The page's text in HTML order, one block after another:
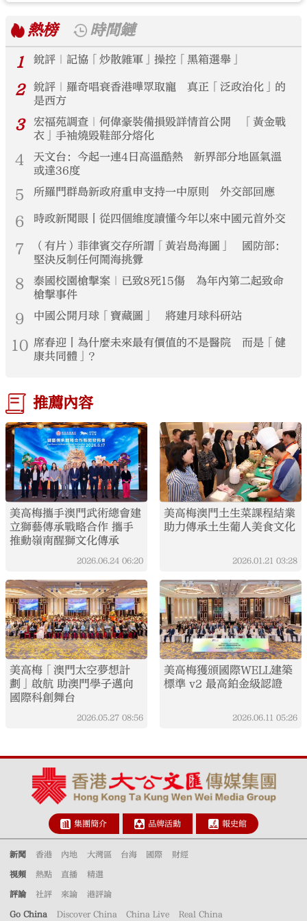
熱榜
時間鏈
1
銳評｜記協「炒散雜軍」操控「黑箱選舉」
2
銳評｜羅奇唱衰香港嘩眾取寵 真正「泛政治化」的
是西方
3
宏福苑調查｜何偉豪裝備損毀詳情首公開 「黃金戰
衣」手袖燒毀鞋部分熔化
4
天文台：今起一連4日高溫酷熱 新界部分地區氣溫
或達36度
5 所羅門群島新政府重申支持一中原則 外交部回應
6 時政新聞眼丨從四個維度讀懂今年以來中國元首外交
7
（有片）菲律賓交存所謂「黃岩島海圖」 國防部：
堅決反制任何鬧海挑釁
8
泰國校園槍擊案｜已致8死15傷 為年內第二起致命
槍擊事件
9 中國公開月球「寶藏圖」 將建月球科研站
10 席春迎丨為什麼未來最有價值的不是醫院 而是「健
康共同體」？
推薦內容
美高梅攜手澳門武術總會建
立獅藝傳承戰略合作 攜手
推動嶺南醒獅文化傳承
2026.06.24 06:20
美高梅澳門土生菜課程結業
助力傳承土生葡人美食文化
2026.01.21 03:28
美高梅「澳門太空夢想計
劃」啟航 助澳門學子邁向
國際科創舞台
2026.05.27 08:56
美高梅獲頒國際WELL建築
標準 v2 最高鉑金級認證
2026.06.11 05:26
集團簡介 品牌活動 報史館
新聞 香港 內地 大灣區 台海 國際 財經
視頻 熱點 直播 精選
評論 社評 來論 港評論
Go China Discover China China Live Real China